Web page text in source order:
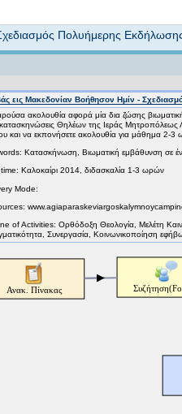
Πολυήμερης
εις Μακεδονίαν Βοήθησον Ημίν -
ακολουθία αφορά μία δια ζώσης
κατασκηνώσεις Θηλέων της Ιεράς Μητροπόλεως
και να εκπονήσετε ακολουθία για μάθημα 2-3
Κατασκήνωση, Βιωματική εμβάθυνση σε
Καλοκαίρι 2014, διδασκαλία 1-3 ωρών
Mode:
of Activities: Ορθόδοξη Θεολογία, Μελέτη
Συνεργασία, Κοινωνικοποίηση